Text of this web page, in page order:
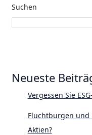
Suchen
Neueste
Vergessen Sie
Fluchtburgen und
Aktien?